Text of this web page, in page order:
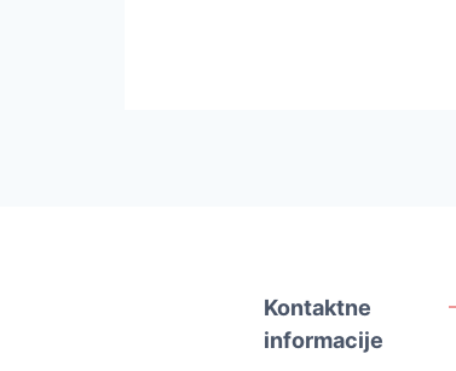
Kontaktne
informacije